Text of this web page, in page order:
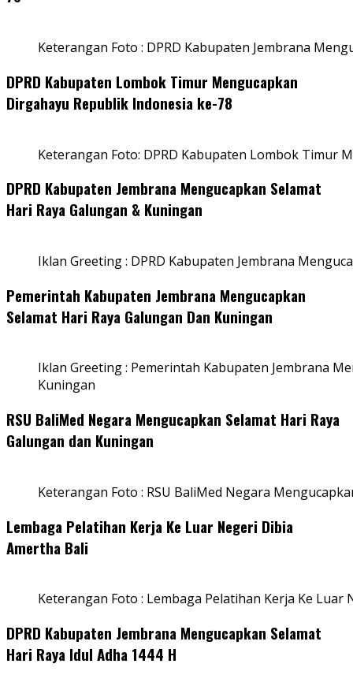
Keterangan Foto : DPRD Kabupaten Jembrana
DPRD Kabupaten Lombok Timur Mengucapkan
Dirgahayu Republik Indonesia ke-78
Keterangan Foto: DPRD Kabupaten Lombok Timur
DPRD Kabupaten Jembrana Mengucapkan Selamat
Hari Raya Galungan & Kuningan
Iklan Greeting : DPRD Kabupaten Jembrana
Pemerintah Kabupaten Jembrana Mengucapkan
Selamat Hari Raya Galungan Dan Kuningan
Iklan Greeting : Pemerintah Kabupaten Jembrana
Kuningan
RSU BaliMed Negara Mengucapkan Selamat Hari Raya
Galungan dan Kuningan
Keterangan Foto : RSU BaliMed Negara
Lembaga Pelatihan Kerja Ke Luar Negeri Dibia
Amertha Bali
Keterangan Foto : Lembaga Pelatihan Kerja Ke Luar
DPRD Kabupaten Jembrana Mengucapkan Selamat
Hari Raya Idul Adha 1444 H